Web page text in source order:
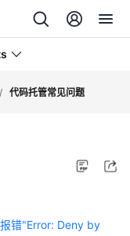
/ 代码托管常见问题
错"Error: Deny by